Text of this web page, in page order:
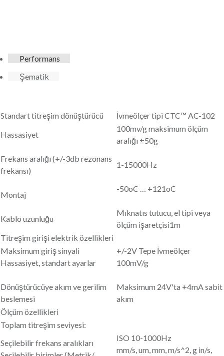
Performans
Şematik
Standart titreşim dönüştürücü
İvmeölçer tipi CTC™ AC-102
Hassasiyet
Frekans aralığı (+/-3db rezonans
frekansı)
Montaj
Kablo uzunluğu
100mv/g maksimum ölçüm
aralığı ±50g
1-15000Hz
-50oC … +121oC
Mıknatıs tutucu, el tipi veya
ölçüm işaretçisi1m
Titreşim girişi elektrik özellikleri
Maksimum giriş sinyali
Hassasiyet, standart ayarlar
Dönüştürücüye akım ve gerilim
beslemesi
+/-2V Tepe İvmeölçer
100mV/g
Maksimum 24V'ta +4mA sabit
akım
Ölçüm özellikleri
Toplam titreşim seviyesi:
Seçilebilir frekans aralıkları
ISO 10-1000Hz
mm/s, um, mm, m/s^2, g in/s,